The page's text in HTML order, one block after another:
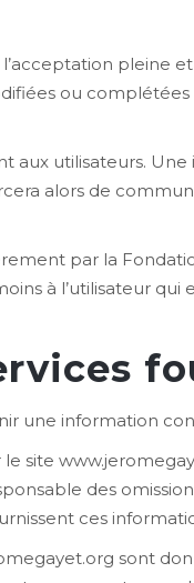
pleine
ou
aux utilisateurs.
alors de
par la
à l’utilisateur
une information
site
des
ces
sont